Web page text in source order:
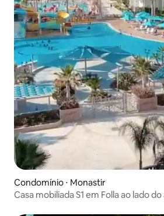
Condomínio ⋅ Monastir
Casa mobiliada S1 em Folla ao lado